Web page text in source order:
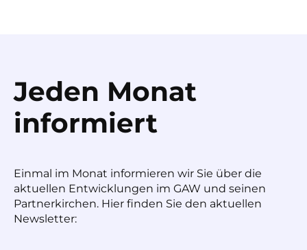
Jeden Monat
informiert
Einmal im Monat informieren wir Sie über die
aktuellen Entwicklungen im GAW und seinen
Partnerkirchen. Hier finden Sie den aktuellen
Newsletter: